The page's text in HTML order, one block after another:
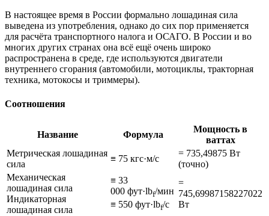
В настоящее время в России формально лошадиная сила
выведена из употребления, однако до сих пор применяется
для расчёта транспортного налога и ОСАГО. В России и во
многих других странах она всё ещё очень широко
распространена в среде, где используются двигатели
внутреннего сгорания (автомобили, мотоциклы, тракторная
техника, мотокосы и триммеры).
Соотношения
Название Формула
Мощность в
ваттах
Метрическая лошадиная
сила
≡ 75 кгс·м/с
= 735,49875 Вт
(точно)
Механическая
лошадиная сила
Индикаторная
лошадиная сила
≡ 33
000 фут·lbf/мин
≡ 550 фут·lbf/с
=
745,69987158227022
Вт